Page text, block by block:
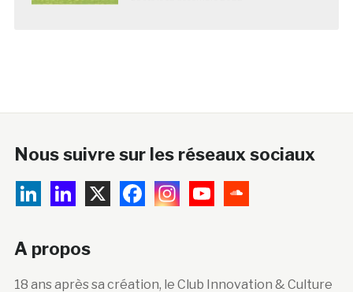
A propos
CLIC est devenu la principale plateforme
francophone de veille, d’information, de formation et